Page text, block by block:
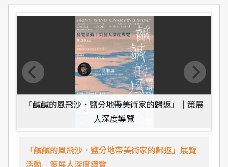
「鹹鹹的風飛沙．鹽分地帶美術家的歸返」｜策展
人深度導覽
「鹹鹹的風飛沙．鹽分地帶美術家的歸返」展覽
活動｜策展人深度導覽